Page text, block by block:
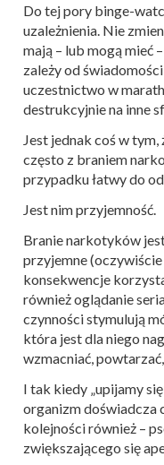
Do tej pory binge-
uzależnienia. Nie
mają – lub mogą mieć
zależy od
uczestnictwo w
destrukcyjnie na inne
Jest jednak coś w
często z braniem
przypadku łatwy do
Jest nim przyjemność.
Branie narkotyków
przyjemne
konsekwencje
również oglądanie
czynności stymulują
która jest dla niego
wzmacniać,
I tak kiedy „upijamy
organizm doświadcza
kolejności również –
zwiększającego się